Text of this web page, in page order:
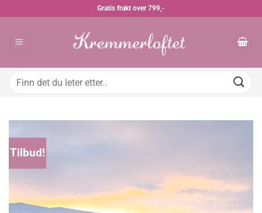
Gratis frakt over 799,-
Søk
Tilbud!